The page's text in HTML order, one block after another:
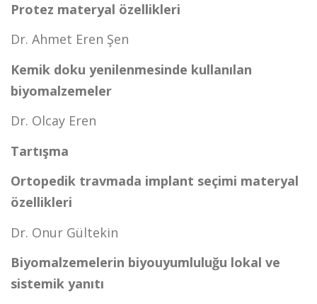
Protez materyal özellikleri
Dr. Ahmet Eren Şen
Kemik doku yenilenmesinde kullanılan
biyomalzemeler
Dr. Olcay Eren
Tartışma
Ortopedik travmada implant seçimi materyal
özellikleri
Dr. Onur Gültekin
Biyomalzemelerin biyouyumluluğu lokal ve
sistemik yanıtı